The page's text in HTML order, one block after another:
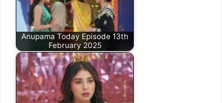
Anupama Today Episode 13th
February 2025